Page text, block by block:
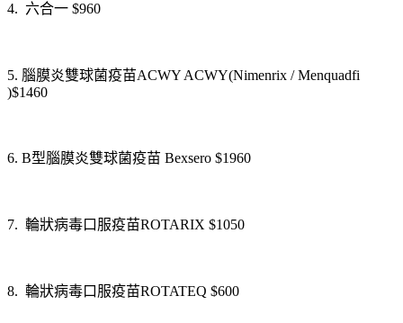
4. 六合一 $960
5. 腦膜炎雙球菌疫苗ACWY ACWY(Nimenrix / Menquadfi
)$1460
6. B型腦膜炎雙球菌疫苗 Bexsero $1960
7. 輪狀病毒口服疫苗ROTARIX $1050
8. 輪狀病毒口服疫苗ROTATEQ $600